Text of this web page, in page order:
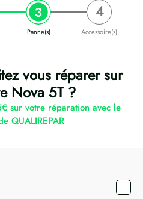
Panne(s) Accessoire(s)
vous réparer sur
Nova 5T ?
sur votre réparation avec le
QUALIREPAR